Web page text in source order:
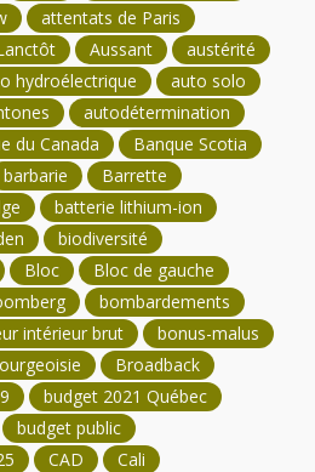
attentats de Paris
Aussant
austérité
hydroélectrique
auto solo
autodétermination
du Canada
Banque Scotia
barbarie
Barrette
batterie lithium-ion
biodiversité
Bloc
Bloc de gauche
bombardements
intérieur brut
bonus-malus
Broadback
budget 2021 Québec
budget public
CAD
Cali